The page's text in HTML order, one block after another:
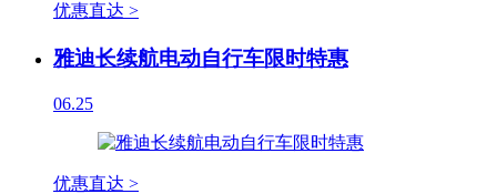
优惠直达 >
雅迪长续航电动自行车限时特惠
06.25
优惠直达 >